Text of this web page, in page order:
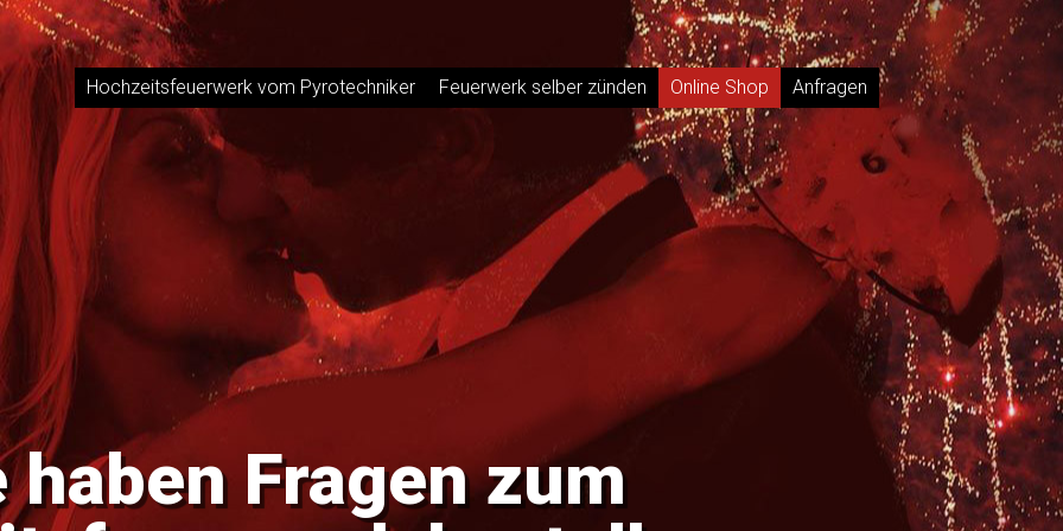
Hochzeitsfeuerwerk vom Pyrotechniker Feuerwerk selber zünden Online Shop Anfragen
haben Fragen zum